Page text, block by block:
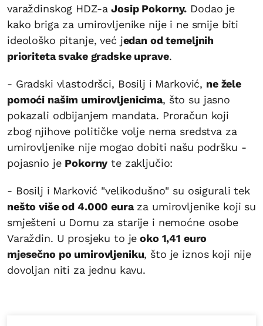
varaždinskog HDZ-aJosip Pokorny. Dodao je
kako briga za umirovljenike nije i ne smije biti
ideološko pitanje, već jedan od temeljnih
prioriteta svake gradske uprave.
- Gradski vlastodršci, Bosilj i Marković, ne žele
pomoći našim umirovljenicima, što su jasno
pokazali odbijanjem mandata. Proračun koji
zbog njihove političke volje nema sredstva za
umirovljenike nije mogao dobiti našu podršku -
pojasnio je Pokorny te zaključio:
- Bosilj i Marković "velikodušno" su osigurali tek
nešto više od 4.000 euraza umirovljenike koji su
smješteni u Domu za starije i nemoćne osobe
Varaždin. U prosjeku to je oko 1,41 euro
mjesečno po umirovljeniku, što je iznos koji nije
dovoljan niti za jednu kavu.